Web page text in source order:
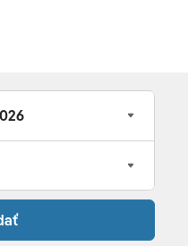
(zdarma) • Spa
sauna, kaderníctvo